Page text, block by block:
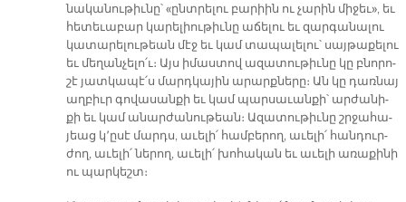
նա­կա­նու­թիւ­նը՝ «ընտ­րե­լու բա­րիին ու չա­րին մի­ջեւ», եւ
հե­տե­ւա­բար կա­րե­լիու­թիւ­նը ա­ճե­լու եւ զար­գա­նա­լու
կա­տա­րե­լու­թեան մէջ եւ կամ տա­պա­լե­լու՝ սայ­թա­քե­լու
եւ մե­ղան­չե­լո՛ւ։ Այս ի­մաս­տով ա­զա­տու­թիւ­նը կը բ­նո­րո­
շէ յատ­կա­պէ՛ս մարդ­կա­յին ա­րարք­նե­րը։ Ան կը դառ­նայ
աղ­բիւր գո­վա­սան­քի եւ կամ պար­սա­ւան­քի՝ ար­ժա­նի­
քի եւ կամ ա­նար­ժա­նու­թեան։ Ա­զա­տու­թիւ­նը շրջա­հա­
յեաց կ՚ը­սէ մարդս, ա­ւե­լի՛ համ­բե­րող, ա­ւե­լի՛ հան­դուր­
ժող, ա­ւե­լի՛ նե­րող, ա­ւե­լի՛ խո­հա­կան եւ ա­ւե­լի ա­ռա­քի­նի
ու պար­կեշտ։